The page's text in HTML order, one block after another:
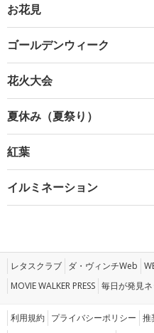
お花見
ゴールデンウィーク
花火大会
夏休み（夏祭り）
紅葉
イルミネーション
レタスクラブ ダ・ヴィンチWeb
MOVIE WALKER PRESS 毎日が発見ネ
利用規約 プライバシーポリシー 推